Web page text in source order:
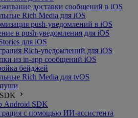
доставки сообщений в iOS
Rich Media для iOS
push-уведомлений в iOS
в push-уведомления для iOS
для iOS
Rich-уведомлений для iOS
из in-app сообщений iOS
бейджей
Rich Media для tvOS
Android SDK
с помощью ИИ-ассистента